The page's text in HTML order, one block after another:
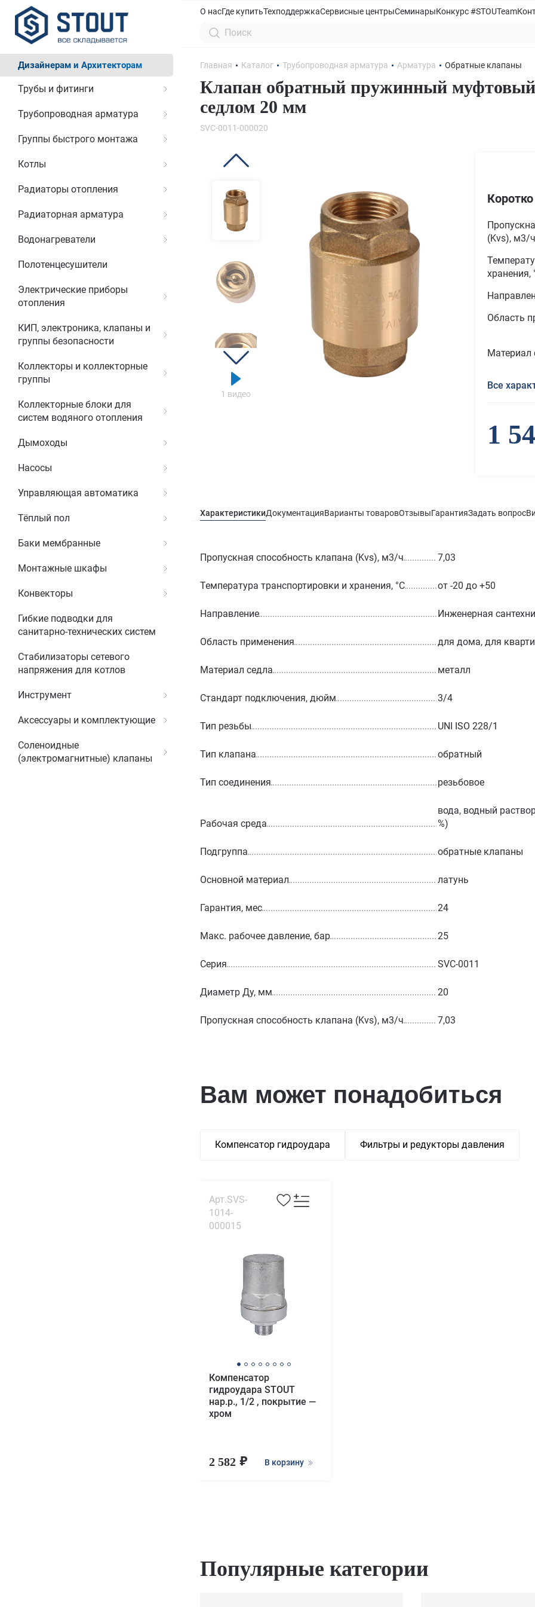
Дизайнерам и Архитекторам
Трубы и фитинги
Трубопроводная арматура
Группы быстрого монтажа
Котлы
Радиаторы отопления
Радиаторная арматура
Водонагреватели
Полотенцесушители
Электрические приборы
отопления
КИП, электроника, клапаны и
группы безопасности
Коллекторы и коллекторные
группы
Коллекторные блоки для
систем водяного отопления
Дымоходы
Насосы
Управляющая автоматика
Тёплый пол
Баки мембранные
Монтажные шкафы
Конвекторы
Гибкие подводки для
санитарно-технических систем
Стабилизаторы сетевого
напряжения для котлов
Инструмент
Аксессуары и комплектующие
Соленоидные
(электромагнитные) клапаны
О насГде купитьТехподдержкаСервисные центрыСеминарыКонкурс #STOUTeam
Главная Каталог Трубопроводная арматура Арматура Обратные клапаны
Клапан обратный пружинный муфтовый
седлом 20 мм
SVC-0011-000020
1 видео
(Kvs), м3/ч
хранения,
Область
Материал
Все
1
ХарактеристикиДокументацияВарианты товаровОтзывыГарантияЗадать вопрос
Пропускная способность клапана (Kvs), м3/ч 7,03
Температура транспортировки и хранения, °С от -20 до +50
Направление Инженерная
Область применения для дома, для
Материал седла металл
Стандарт подключения, дюйм 3/4
Тип резьбы UNI ISO 228/1
Тип клапана обратный
Тип соединения резьбовое
Рабочая среда
вода, водный
%)
Подгруппа обратные клапаны
Основной материал латунь
Гарантия, мес 24
Макс. рабочее давление, бар 25
Серия SVC-0011
Диаметр Ду, мм 20
Пропускная способность клапана (Kvs), м3/ч 7,03
Вам может понадобиться
Компенсатор гидроудара Фильтры и редукторы давления
Арт.SVS-
1014-
000015
Компенсатор
гидроудара STOUT
нар.р., 1/2 , покрытие —
хром
2 582 В корзину
Популярные категории